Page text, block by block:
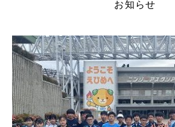
お知らせ